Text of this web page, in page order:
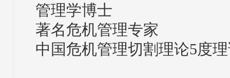
管理学博士
著名危机管理专家
中国危机管理切割理论5度